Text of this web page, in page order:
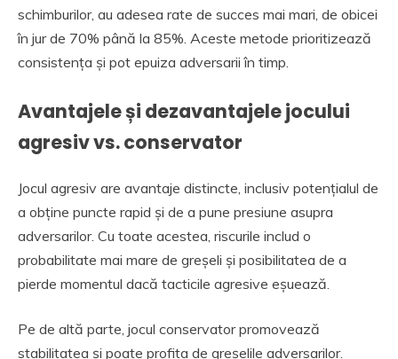
schimburilor, au adesea rate de succes mai mari, de obicei
în jur de 70% până la 85%. Aceste metode prioritizează
consistența și pot epuiza adversarii în timp.
Avantajele și dezavantajele jocului
agresiv vs. conservator
Jocul agresiv are avantaje distincte, inclusiv potențialul de
a obține puncte rapid și de a pune presiune asupra
adversarilor. Cu toate acestea, riscurile includ o
probabilitate mai mare de greșeli și posibilitatea de a
pierde momentul dacă tacticile agresive eșuează.
Pe de altă parte, jocul conservator promovează
stabilitatea și poate profita de greșelile adversarilor.